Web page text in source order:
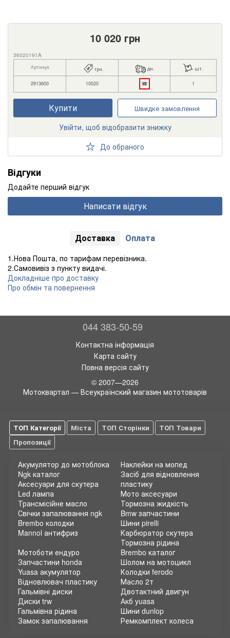
10 020 грн
36020191A
Артикул грн. дн. шт.
2913600 10020 ☎ 1
Купити Швидке замовлення
Увійти, щоб відобразити знижку
До обраного
Відгуки
Додайте перший відгук
Написати відгук
Доставка Оплата
1.Нова Пошта, по тарифам перевізника.
2.Самовивіз з пункту видачі.
Докладніше про доставку
Про обмін та повернення
044 383-50-59
Контактна інформація
Карта сайту
Повна версія сайту
© 2007—2026
Мотоквартал — Всеукраїнский магазин мототоварів
ТОП Категорії Міста ТОП Сторінки
ТОП Товари
Пропозиції
Акумулятор до мотоблока
Ngk каталог
Аксесуари для скутера
Led лампа
Трансмісійне масло
Свічки запалювання ngk
Brembo колодки
Mannol антифриз
Наклейки на мопед
Засіб для відновлення
пластику
Мото аксесуари
Тормозна жидкість
Bmw запчастини
Шини pirelli
Карбюратор скутера
Тормозна рідина
Мотоботи ендуро
Запчастини honda
Yuasa акумулятор
Відновлювач пластику
Гальмівні диски
Диски trw
Гальмівна рідина
Замок запалювання
Brembo каталог
Шолом на мотоцикл
Колодки ferodo
Масло 2т
Двотактний двигун
Акб yuasa
Шини dunlop
Ремкомплект колеса